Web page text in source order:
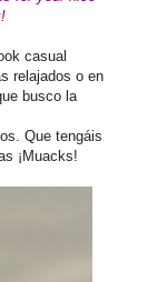
casual
relajados o en
busco la
Que tengáis
¡Muacks!